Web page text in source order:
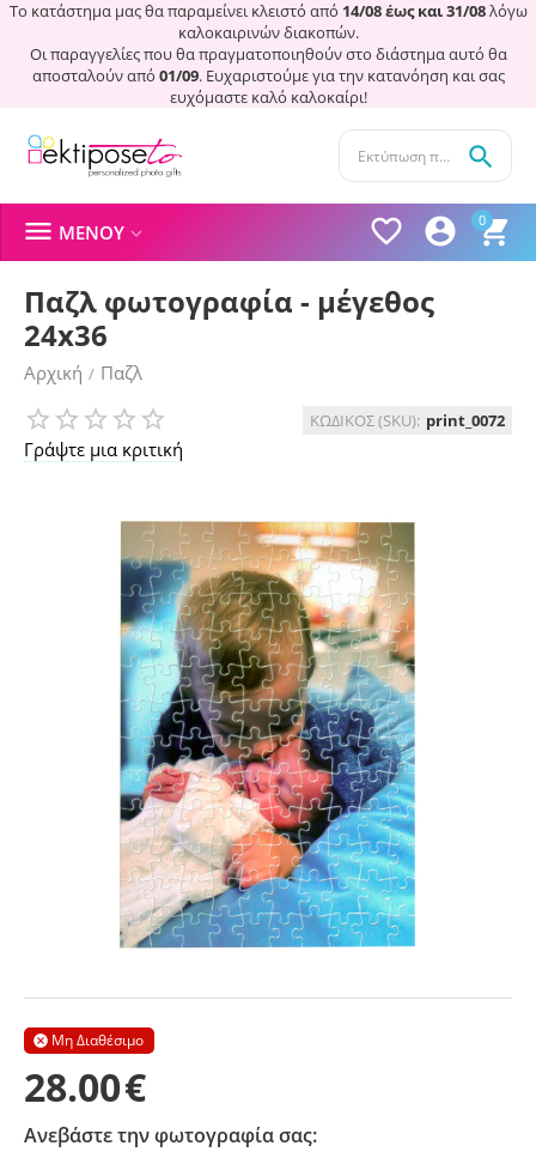
Το κατάστημα μας θα παραμείνει κλειστό από 14/08 έως και 31/08λόγω
καλοκαιρινών διακοπών.
Οι παραγγελίες που θα πραγματοποιηθούν στο διάστημα αυτό θα
αποσταλούν από 01/09. Ευχαριστούμε για την κατανόηση και σας
ευχόμαστε καλό καλοκαίρι!
0




 ΜΕΝΟΎ 
Παζλ φωτογραφία - μέγεθος
24x36
Αρχική / Παζλ
Γράψτε μια κριτική
ΚΩΔΙΚΟΣ (SKU): print_0072
Μη Διαθέσιμο

28.00€
Ανεβάστε την φωτογραφία σας: